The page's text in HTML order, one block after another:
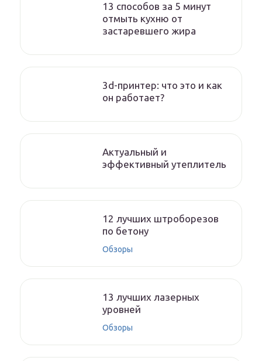
13 способов за 5 минут
отмыть кухню от
застаревшего жира
3d-принтер: что это и как
он работает?
Актуальный и
эффективный утеплитель
12 лучших штроборезов
по бетону
Обзоры
13 лучших лазерных
уровней
Обзоры